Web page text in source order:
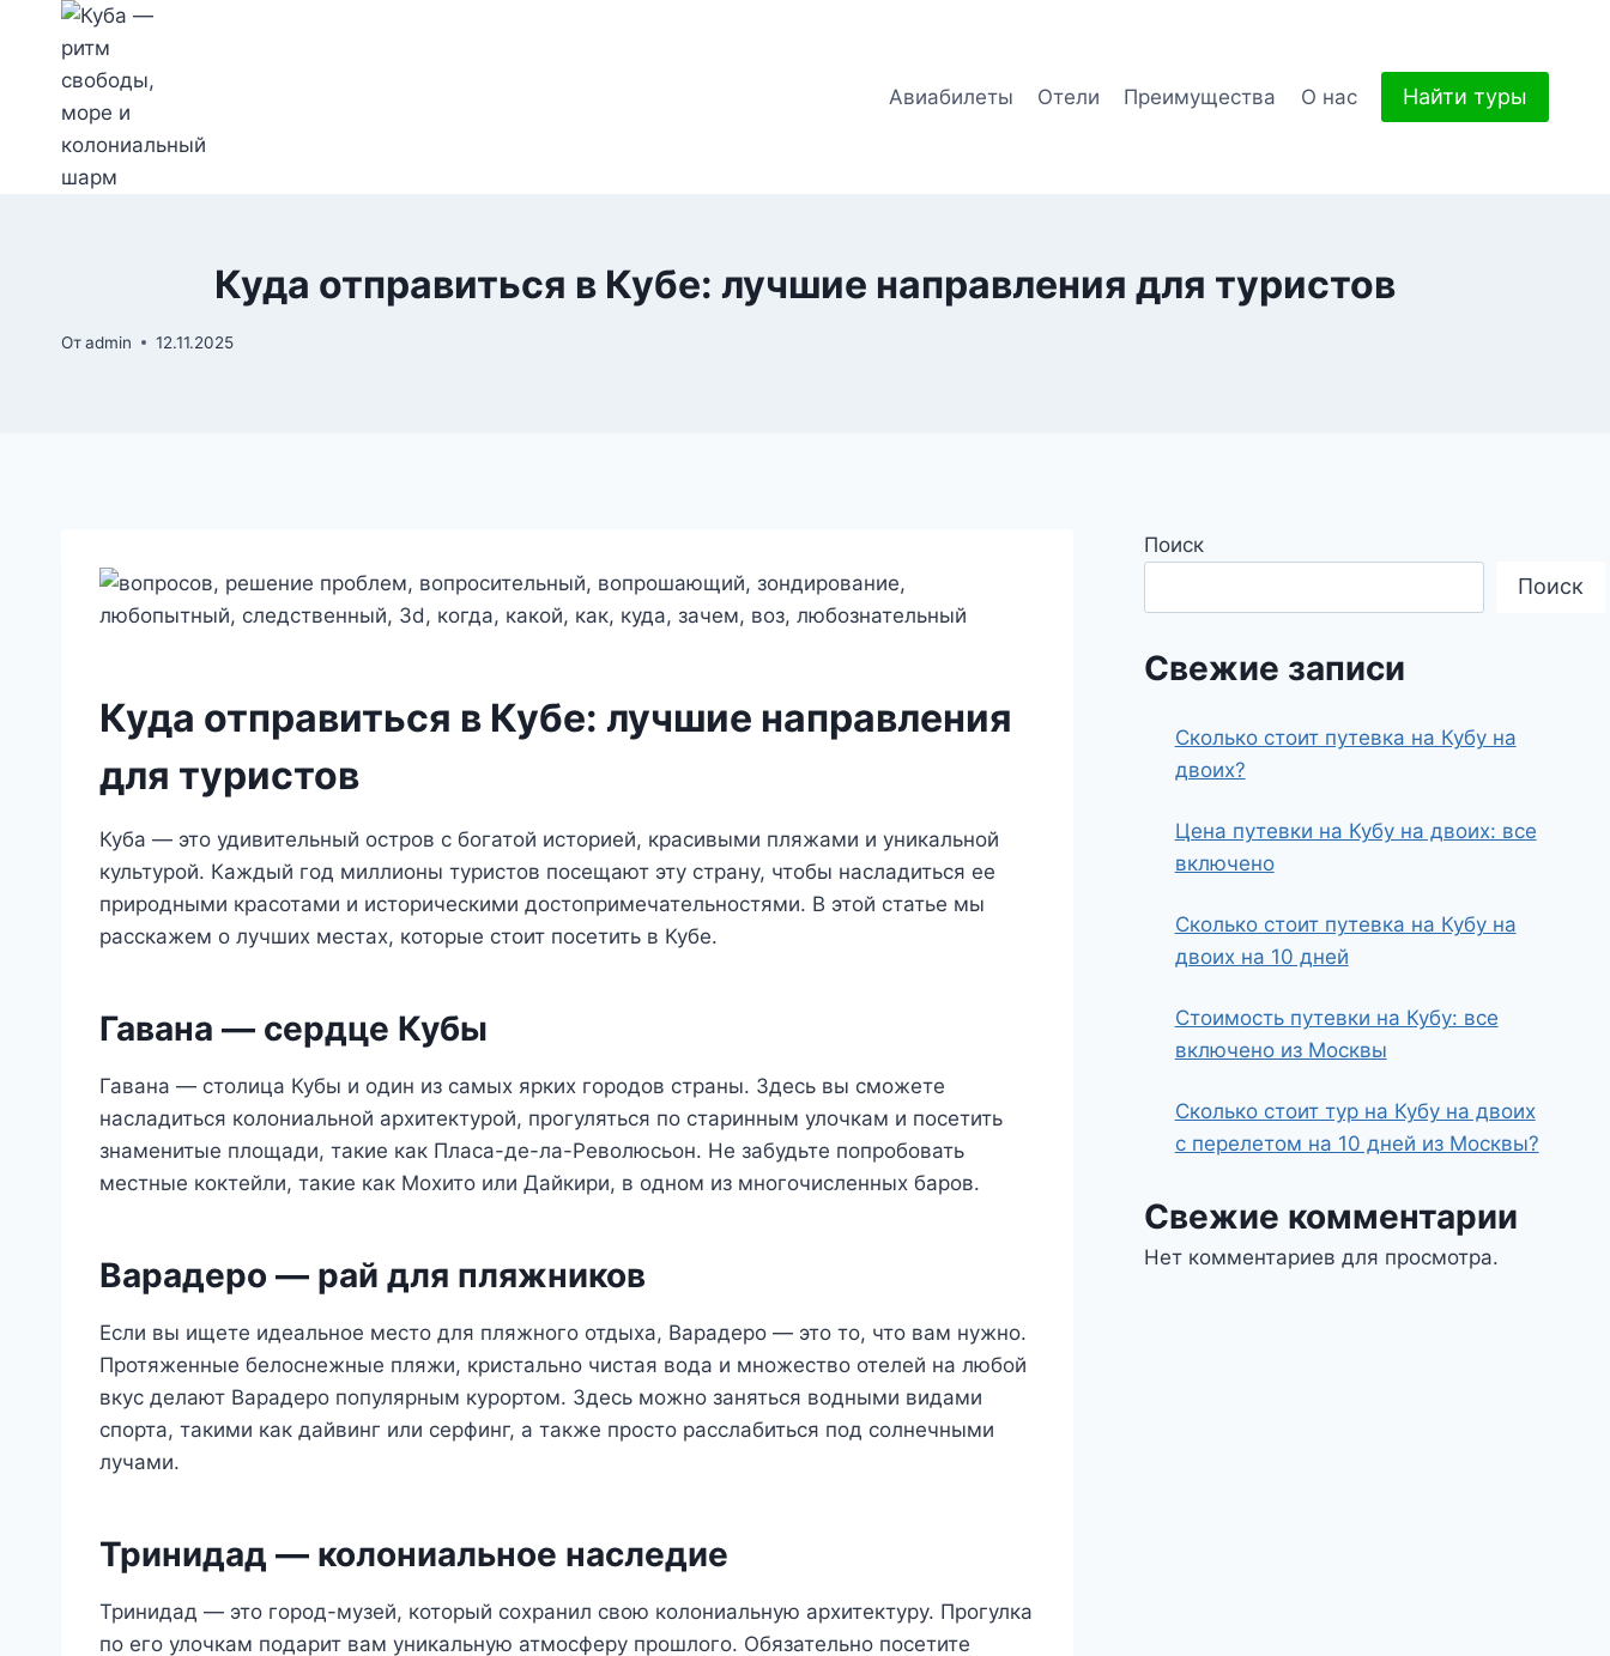
Перейти
содержимому
Авиабилеты Отели Преимущества О нас Найти туры
Куда отправиться в Кубе: лучшие направления для туристов
Отadmin 12.11.2025
Куда отправиться в Кубе: лучшие направления
для туристов
Куба — это удивительный остров с богатой историей, красивыми пляжами и уникальной
культурой. Каждый год миллионы туристов посещают эту страну, чтобы насладиться ее
природными красотами и историческими достопримечательностями. В этой статье мы
расскажем о лучших местах, которые стоит посетить в Кубе.
Гавана — сердце Кубы
Гавана — столица Кубы и один из самых ярких городов страны. Здесь вы сможете
насладиться колониальной архитектурой, прогуляться по старинным улочкам и посетить
знаменитые площади, такие как Пласа-де-ла-Революсьон. Не забудьте попробовать
местные коктейли, такие как Мохито или Дайкири, в одном из многочисленных баров.
Варадеро — рай для пляжников
Если вы ищете идеальное место для пляжного отдыха, Варадеро — это то, что вам нужно.
Протяженные белоснежные пляжи, кристально чистая вода и множество отелей на любой
вкус делают Варадеро популярным курортом. Здесь можно заняться водными видами
спорта, такими как дайвинг или серфинг, а также просто расслабиться под солнечными
лучами.
Тринидад — колониальное наследие
Тринидад — это город-музей, который сохранил свою колониальную архитектуру. Прогулка
по его улочкам подарит вам уникальную атмосферу прошлого. Обязательно посетите
Поиск
Поиск
Свежие записи
Сколько стоит путевка на Кубу на
двоих?
Цена путевки на Кубу на двоих: все
включено
Сколько стоит путевка на Кубу на
двоих на 10 дней
Стоимость путевки на Кубу: все
включено из Москвы
Сколько стоит тур на Кубу на двоих
с перелетом на 10 дней из Москвы?
Свежие комментарии
Нет комментариев для просмотра.